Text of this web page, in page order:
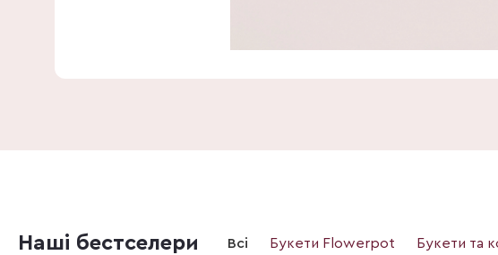
Наші бестселери Всі Букети Flowerpot Букети та